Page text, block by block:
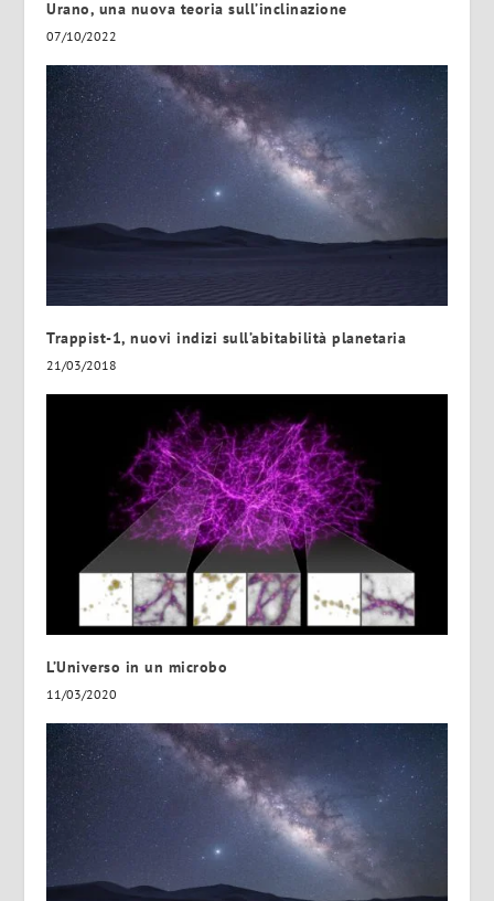
Urano, una nuova teoria sull’inclinazione
07/10/2022
Trappist-1, nuovi indizi sull’abitabilità planetaria
21/03/2018
L’Universo in un microbo
11/03/2020